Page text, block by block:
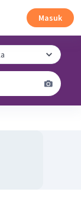
Masuk